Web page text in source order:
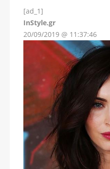
[ad_1]
InStyle.gr
20/09/2019 @ 11:37:46